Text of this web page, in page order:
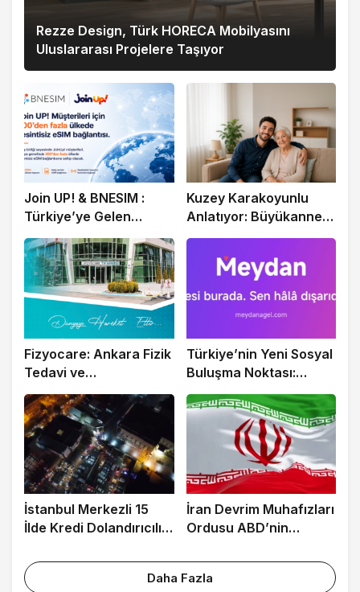
İran Devrim Muhafızları Ordusu
ABD’nin Ürdün’deki Askeri Üssünü
2 ay önce
İBB Yolsuzluk Davasında 48’inci
Duruşma Başlıyor
2 ay önce
ABD Merkez Komutanlığı İran’a
Yönelik Savunma Amaçlı Saldırıların
Tamamlandığını Duyurdu
2 ay önce
Ankara’da Kumar Operasyonu: 4 İş
Yerine Baskın, 11 Gözaltı
Rezze Design, Türk HORECA Mobilyasını
Uluslararası Projelere Taşıyor
Join UP! & BNESIM :
Türkiye’ye Gelen
Milyonlarca Turiste
Ücretsiz eSIM
Kuzey Karakoyunlu
Anlatıyor: Büyükannem
İçin Doğru Evde Bakım
Hizmetini Personel
Park ile Buldum
Fizyocare: Ankara Fizik
Tedavi ve
Rehabilitasyon Merkezi
Türkiye’nin Yeni Sosyal
Buluşma Noktası:
Meydan
İstanbul Merkezli 15
İlde Kredi Dolandırıcılığı
İran Devrim Muhafızları
Ordusu ABD’nin
Üssünü Vurdu
Daha Fazla